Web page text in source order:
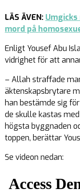
LÄS ÄVEN:
mord på
Enligt Yousef Abu
vidrighet för att
– Allah straffade
äktenskapsbrytare
han bestämde sig
de skulle kastas
högsta byggnaden
toppen, berättar
Se videon nedan: